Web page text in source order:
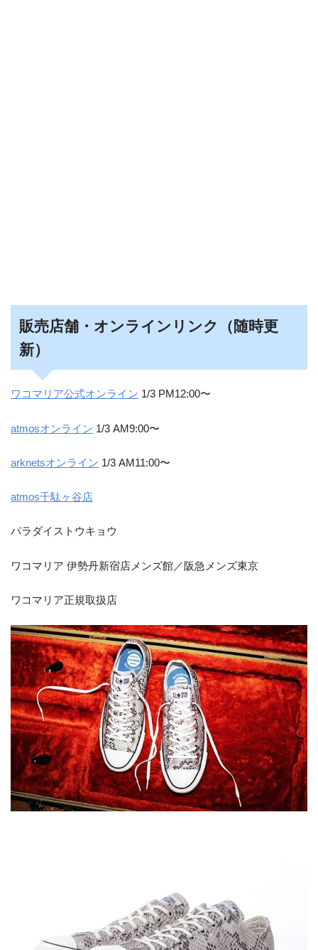
販売店舗・オンラインリンク（随時更
新）
ワコマリア公式オンライン 1/3 PM12:00〜
atmosオンライン 1/3 AM9:00〜
arknetsオンライン 1/3 AM11:00〜
atmos千駄ヶ谷店
パラダイストウキョウ
ワコマリア 伊勢丹新宿店メンズ館／阪急メンズ東京
ワコマリア正規取扱店